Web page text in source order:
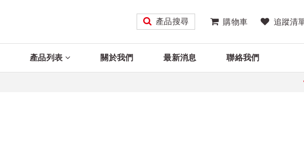
產品搜尋 購物車 追蹤清
產品列表 關於我們 最新消息 聯絡我們